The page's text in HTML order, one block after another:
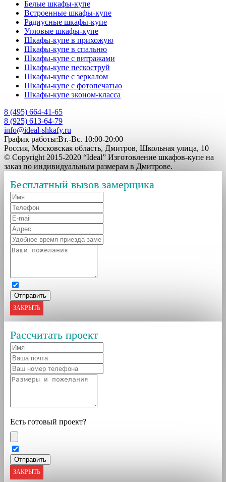
Белые шкафы-купе
Встроенные шкафы-купе
Радиусные шкафы-купе
Угловые шкафы-купе
Шкафы-купе в прихожую
Шкафы-купе в спальню
Шкафы-купе с витражами
Шкафы-купе пескоструй
Шкафы-купе с зеркалом
Шкафы-купе с фотопечатью
Шкафы-купе эконом-класса
8 (495) 664-41-65
8 (925) 613-64-79
info@ideal-shkafy.ru
График работы:Вт.-Вс. 10:00-20:00
Россия, Московская область, Дмитров, Школьная улица, 10
© Copyright 2015-2020 “Ideal” Изготовление шкафов-купе на
заказ по индивидуальным размерам в Дмитрове.
Бесплатный вызов замерщика
ЗАКРЫТЬ
Рассчитать проект
Есть готовый проект?
ЗАКРЫТЬ